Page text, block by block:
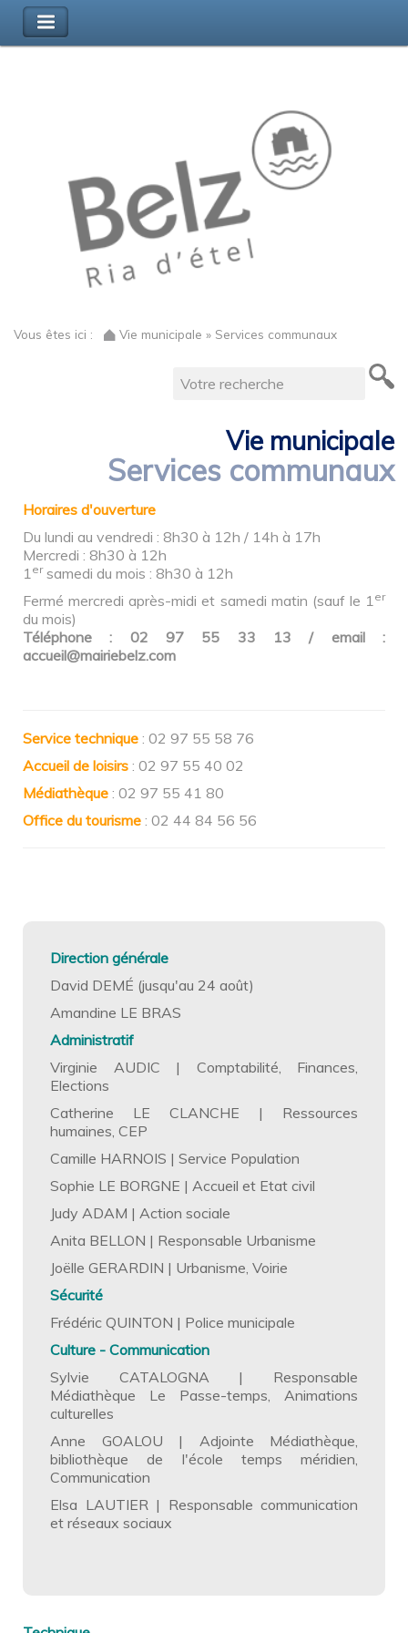
Vous êtes ici : Vie municipale » Services communaux
Vie municipale
Services communaux
Horaires d'ouverture
Du lundi au vendredi : 8h30 à 12h / 14h à 17h
Mercredi : 8h30 à 12h
1 ersamedi du mois : 8h30 à 12h
Fermé mercredi après-midi et samedi matin (sauf le 1 er
du mois)
Téléphone : 02 97 55 33 13 / email :
accueil@mairiebelz.com
Service technique : 02 97 55 58 76
Accueil de loisirs : 02 97 55 40 02
Médiathèque : 02 97 55 41 80
Office du tourisme : 02 44 84 56 56
Direction générale
David DEMÉ (jusqu'au 24 août)
Amandine LE BRAS
Administratif
Virginie AUDIC | Comptabilité, Finances,
Elections
Catherine LE CLANCHE | Ressources
humaines, CEP
Camille HARNOIS | Service Population
Sophie LE BORGNE | Accueil et Etat civil
Judy ADAM | Action sociale
Anita BELLON | Responsable Urbanisme
Joëlle GERARDIN | Urbanisme, Voirie
Sécurité
Frédéric QUINTON | Police municipale
Culture - Communication
Sylvie CATALOGNA | Responsable
Médiathèque Le Passe-temps, Animations
culturelles
Anne GOALOU | Adjointe Médiathèque,
bibliothèque de l'école temps méridien,
Communication
Elsa LAUTIER | Responsable communication
et réseaux sociaux